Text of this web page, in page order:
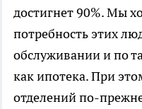
достигнет 90%. Мы
потребность этих
обслуживании и по
как ипотека. При
отделений по-